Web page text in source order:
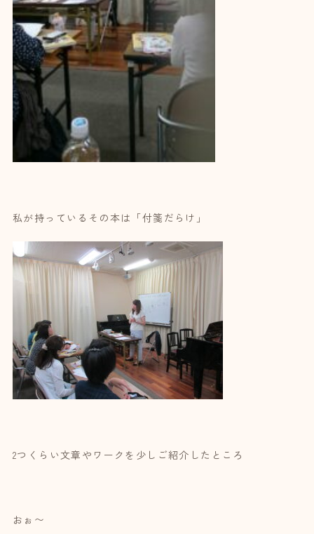
私が持っているその本は「付箋だらけ」
2つくらい文章やワークを少しご紹介したところ
おぉ〜